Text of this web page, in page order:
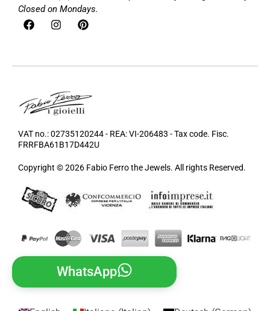
Closed on Mondays.
VAT no.: 02735120244 - REA: VI-206483 - Tax code. Fisc.
FRRFBA61B17D442U
Copyright © 2026 Fabio Ferro the Jewels. All rights Reserved.
WhatsApp